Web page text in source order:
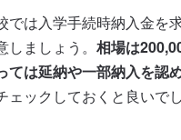
は入学手続時納入金
ましょう。 相場は
は延納や一部納入を認
ックしておくと良いでし